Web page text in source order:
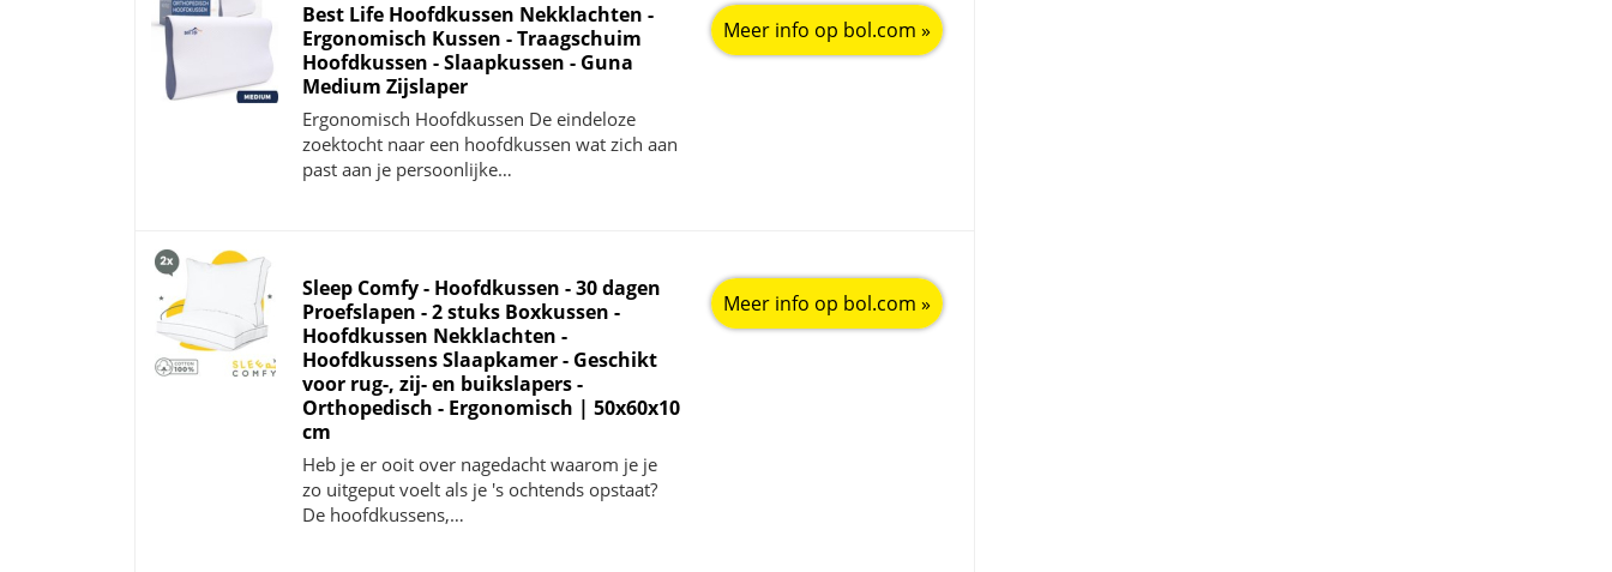
Best Life Hoofdkussen Nekklachten -
Ergonomisch Kussen - Traagschuim
Hoofdkussen - Slaapkussen - Guna
Medium Zijslaper
Ergonomisch Hoofdkussen De eindeloze
zoektocht naar een hoofdkussen wat zich aan
past aan je persoonlijke…
Meer info op bol.com »
Sleep Comfy - Hoofdkussen - 30 dagen
Proefslapen - 2 stuks Boxkussen -
Hoofdkussen Nekklachten -
Hoofdkussens Slaapkamer - Geschikt
voor rug-, zij- en buikslapers -
Orthopedisch - Ergonomisch | 50x60x10
cm
Heb je er ooit over nagedacht waarom je je
zo uitgeput voelt als je 's ochtends opstaat?
De hoofdkussens,…
Meer info op bol.com »